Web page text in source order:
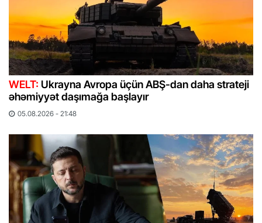
WELT: Ukrayna Avropa üçün ABŞ-dan daha strateji
əhəmiyyət daşımağa başlayır
05.08.2026 - 21:48